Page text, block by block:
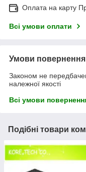
Оплата на карту
Всі умови оплати
Умови повернення
Законом не
належної якості
Всі умови
Подібні товари